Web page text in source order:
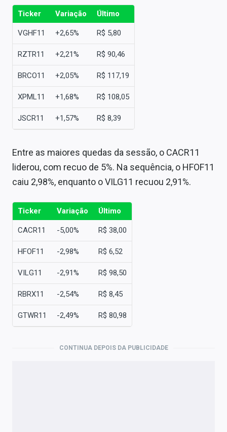
Ticker Variação Último
VGHF11 +2,65% R$ 5,80
RZTR11 +2,21% R$ 90,46
BRCO11 +2,05% R$ 117,19
XPML11 +1,68% R$ 108,05
JSCR11 +1,57% R$ 8,39
Entre as maiores quedas da sessão, o CACR11
liderou, com recuo de 5%. Na sequência, o HFOF11
caiu 2,98%, enquanto o VILG11 recuou 2,91%.
Ticker Variação Último
CACR11 -5,00% R$ 38,00
HFOF11 -2,98% R$ 6,52
VILG11 -2,91% R$ 98,50
RBRX11 -2,54% R$ 8,45
GTWR11 -2,49% R$ 80,98
CONTINUA DEPOIS DA PUBLICIDADE